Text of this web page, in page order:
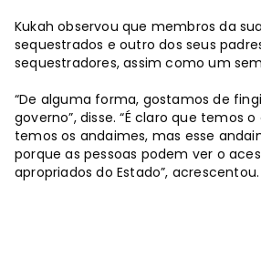
Kukah observou que membros da
sequestrados e outro dos seus
sequestradores, assim como um
“De alguma forma, gostamos de
governo”, disse. “É claro que temos
temos os andaimes, mas esse
porque as pessoas podem ver o
apropriados do Estado”, acrescentou.